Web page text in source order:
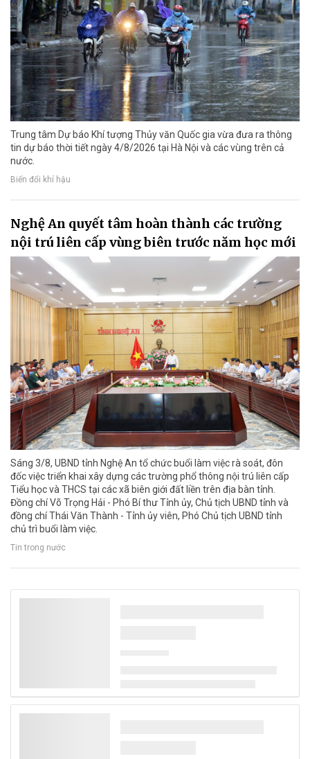
Trung tâm Dự báo Khí tượng Thủy văn Quốc gia vừa đưa ra thông
tin dự báo thời tiết ngày 4/8/2026 tại Hà Nội và các vùng trên cả
nước.
Biến đổi khí hậu
Nghệ An quyết tâm hoàn thành các trường
nội trú liên cấp vùng biên trước năm học mới
Sáng 3/8, UBND tỉnh Nghệ An tổ chức buổi làm việc rà soát, đôn
đốc việc triển khai xây dựng các trường phổ thông nội trú liên cấp
Tiểu học và THCS tại các xã biên giới đất liền trên địa bàn tỉnh.
Đồng chí Võ Trọng Hải - Phó Bí thư Tỉnh ủy, Chủ tịch UBND tỉnh và
đồng chí Thái Văn Thành - Tỉnh ủy viên, Phó Chủ tịch UBND tỉnh
chủ trì buổi làm việc.
Tin trong nước